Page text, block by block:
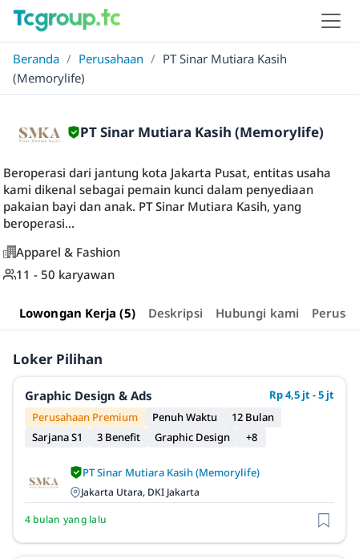
Beranda / Perusahaan / PT Sinar Mutiara Kasih
(Memorylife)
PT Sinar Mutiara Kasih (Memorylife)
Beroperasi dari jantung kota Jakarta Pusat, entitas usaha
kami dikenal sebagai pemain kunci dalam penyediaan
pakaian bayi dan anak. PT Sinar Mutiara Kasih, yang
beroperasi...
Apparel & Fashion
11 - 50 karyawan
Lowongan Kerja (5) Deskripsi Hubungi kami
Loker Pilihan
Graphic Design & Ads
Rp 4,5 jt - 5 jt
Perusahaan Premium
Penuh Waktu
12 Bulan
Sarjana S1
3 Benefit Graphic Design +8
PT Sinar Mutiara Kasih (Memorylife)
Jakarta Utara, DKI Jakarta
4 bulan yang lalu